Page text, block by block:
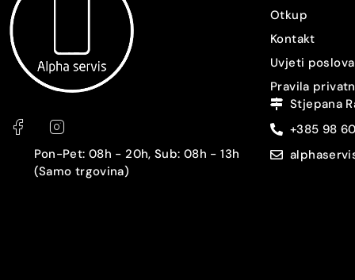
Pon-Pet: 08h - 20h, Sub: 08h - 13h
(Samo trgovina)
Otkup
Kontakt
Uvjeti
Pravila
Stjepana
+385 98